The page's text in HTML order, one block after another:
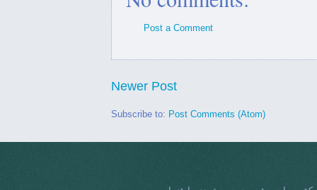
دا بە خامنەیی و عەفرین
ژنە وەستاوە لە رووی تانک و
Post a Comment
Newer Post
Subscribe to: Post Comments (Atom)